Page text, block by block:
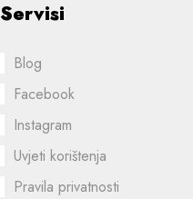
Servisi
Blog
Facebook
Instagram
Uvjeti korištenja
Pravila privatnosti